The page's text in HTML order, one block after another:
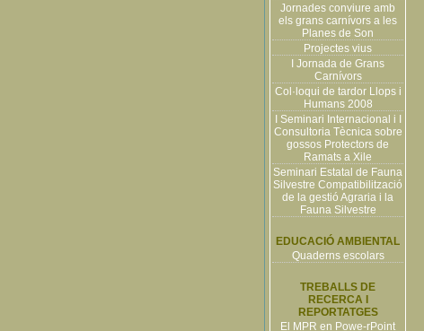
Jornades conviure amb
els grans carnívors a les
Planes de Son
Projectes vius
I Jornada de Grans
Carnívors
Col·loqui de tardor Llops i
Humans 2008
I Seminari Internacional i I
Consultoria Tècnica sobre
gossos Protectors de
Ramats a Xile
Seminari Estatal de Fauna
Silvestre Compatibilització
de la gestió Agraria i la
Fauna Silvestre
EDUCACIÓ AMBIENTAL
Quaderns escolars
TREBALLS DE
RECERCA I
REPORTATGES
El MPR en Powe-rPoint